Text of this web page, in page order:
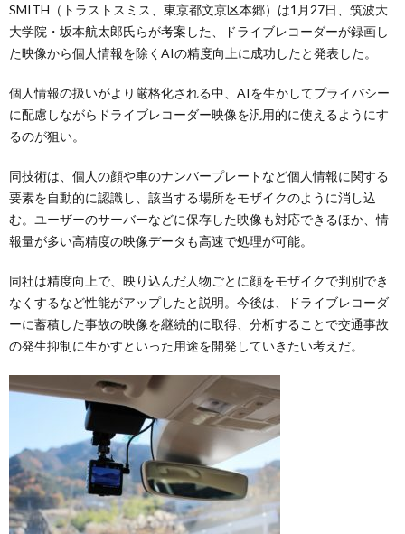
SMITH（トラストスミス、東京都文京区本郷）は1月27日、筑波大
大学院・坂本航太郎氏らが考案した、ドライブレコーダーが録画し
た映像から個人情報を除くAIの精度向上に成功したと発表した。
個人情報の扱いがより厳格化される中、AIを生かしてプライバシー
に配慮しながらドライブレコーダー映像を汎用的に使えるようにす
るのが狙い。
同技術は、個人の顔や車のナンバープレートなど個人情報に関する
要素を自動的に認識し、該当する場所をモザイクのように消し込
む。ユーザーのサーバーなどに保存した映像も対応できるほか、情
報量が多い高精度の映像データも高速で処理が可能。
同社は精度向上で、映り込んだ人物ごとに顔をモザイクで判別でき
なくするなど性能がアップしたと説明。今後は、ドライブレコーダ
ーに蓄積した事故の映像を継続的に取得、分析することで交通事故
の発生抑制に生かすといった用途を開発していきたい考えだ。